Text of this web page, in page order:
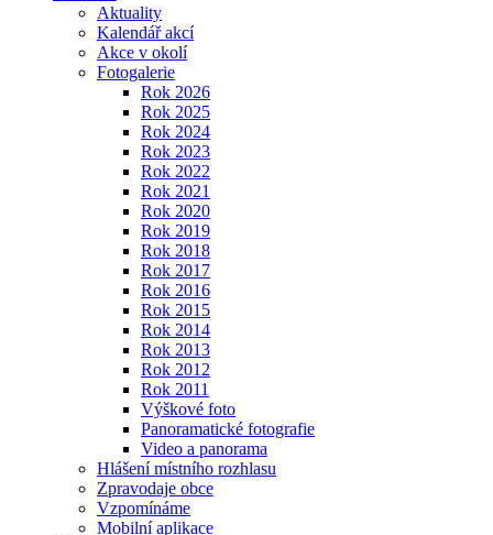
Aktuality
Kalendář akcí
Akce v okolí
Fotogalerie
Rok 2026
Rok 2025
Rok 2024
Rok 2023
Rok 2022
Rok 2021
Rok 2020
Rok 2019
Rok 2018
Rok 2017
Rok 2016
Rok 2015
Rok 2014
Rok 2013
Rok 2012
Rok 2011
Výškové foto
Panoramatické fotografie
Video a panorama
Hlášení místního rozhlasu
Zpravodaje obce
Vzpomínáme
Mobilní aplikace